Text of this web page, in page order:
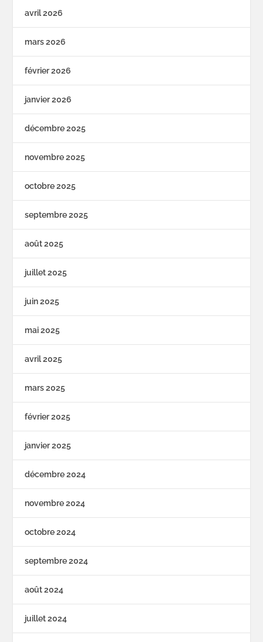
avril 2026
mars 2026
février 2026
janvier 2026
décembre 2025
novembre 2025
octobre 2025
septembre 2025
août 2025
juillet 2025
juin 2025
mai 2025
avril 2025
mars 2025
février 2025
janvier 2025
décembre 2024
novembre 2024
octobre 2024
septembre 2024
août 2024
juillet 2024